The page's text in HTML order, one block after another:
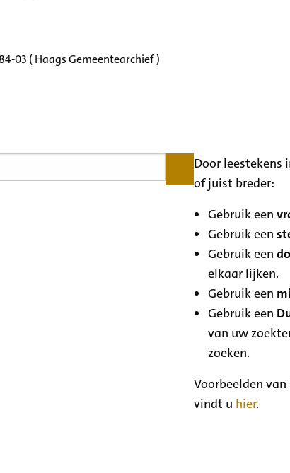
03 ( Haags Gemeentearchief )
Door leestekens
of juist breder:
Gebruik een
Gebruik een
Gebruik een
elkaar lijken.
Gebruik een
Gebruik een
van uw
zoeken.
Voorbeelden
vindt u hier.